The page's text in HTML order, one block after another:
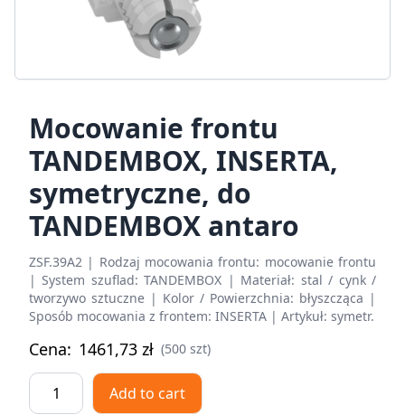
Mocowanie frontu
TANDEMBOX, INSERTA,
symetryczne, do
TANDEMBOX antaro
ZSF.39A2 | Rodzaj mocowania frontu: mocowanie frontu
| System szuflad: TANDEMBOX | Materiał: stal / cynk /
tworzywo sztuczne | Kolor / Powierzchnia: błyszcząca |
Sposób mocowania z frontem: INSERTA | Artykuł: symetr.
Cena: 1461,73 zł (500 szt)
Mocowanie
frontu
Add to cart